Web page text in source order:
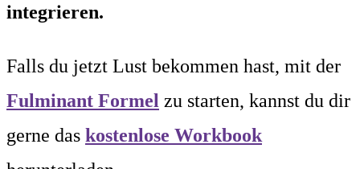
integrieren.
Falls du jetzt Lust bekommen hast, mit der
Fulminant Formel zu starten, kannst du dir
gerne das kostenlose Workbook